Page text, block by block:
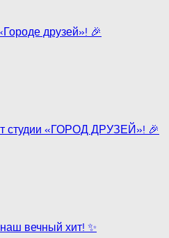
друзей»! 🎉
студии «ГОРОД ДРУЗЕЙ»! 🎉
вечный хит! ✨